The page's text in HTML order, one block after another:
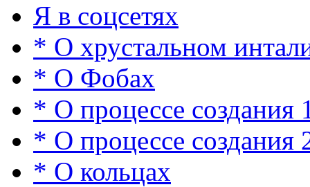
Я в соцсетях
* О хрустальном
* О Фобах
* О процессе создания
* О процессе создания
* О кольцах